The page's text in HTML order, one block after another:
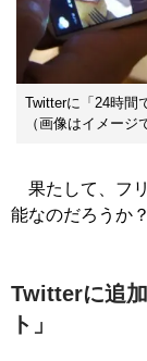
Twitterに「24時間
（画像はイメージ
果たして、フ
能なのだろうか？
Twitterに追
ト」